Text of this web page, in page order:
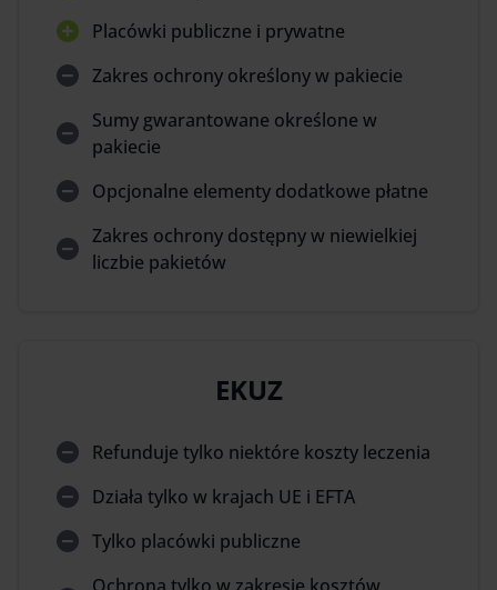
EKUZ
Refunduje tylko niektóre koszty leczenia
Działa tylko w krajach UE i EFTA
Tylko placówki publiczne
Placówki publiczne i prywatne
Zakres ochrony określony w pakiecie
Sumy gwarantowane określone w
pakiecie
Opcjonalne elementy dodatkowe płatne
Zakres ochrony dostępny w niewielkiej
liczbie pakietów